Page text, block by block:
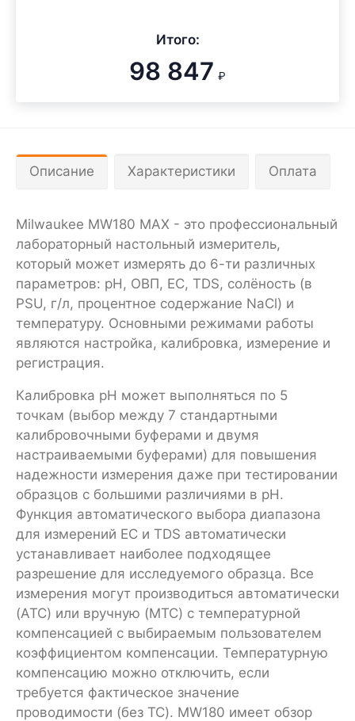
Итого:
98 847 ₽
Описание Характеристики Оплата
Milwaukee MW180 MAX - это профессиональный
лабораторный настольный измеритель,
который может измерять до 6-ти различных
параметров: pH, ОВП, EC, TDS, солёность (в
PSU, г/л, процентное содержание NaCl) и
температуру. Основными режимами работы
являются настройка, калибровка, измерение и
регистрация.
Калибровка pH может выполняться по 5
точкам (выбор между 7 стандартными
калибровочными буферами и двумя
настраиваемыми буферами) для повышения
надежности измерения даже при тестировании
образцов с большими различиями в pH.
Функция автоматического выбора диапазона
для измерений EC и TDS автоматически
устанавливает наиболее подходящее
разрешение для исследуемого образца. Все
измерения могут производиться автоматически
(ATC) или вручную (MTC) с температурной
компенсацией с выбираемым пользователем
коэффициентом компенсации. Температурную
компенсацию можно отключить, если
требуется фактическое значение
проводимости (без TC). MW180 имеет обзор